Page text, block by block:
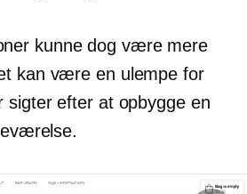
kunne dog være mere
kan være en ulempe for
sigter efter at opbygge en